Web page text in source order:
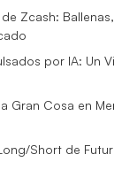
Zcash:
por IA: Un
Gran Cosa en
Short de